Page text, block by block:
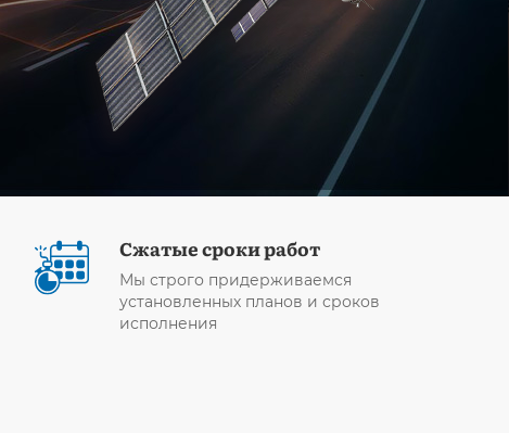
Сжатые сроки работ
Мы строго придерживаемся
установленных планов и сроков
исполнения